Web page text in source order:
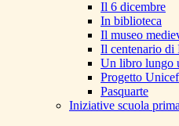
Il 6 dicembre
In biblioteca
Il museo
Il centenario di
Un libro lungo
Progetto Unicef
Pasquarte
Iniziative scuola